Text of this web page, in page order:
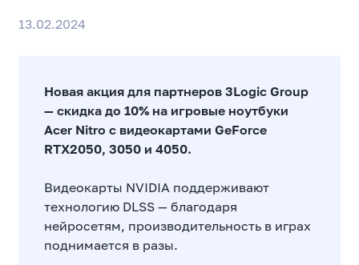
13.02.2024
Новая акция для партнеров 3Logic Group
— скидка до 10% на игровые ноутбуки
Acer Nitro с видеокартамиGeForce
RTX2050, 3050 и 4050.
Видеокарты NVIDIA поддерживают
технологию DLSS — благодаря
нейросетям, производительность в играх
поднимается в разы.